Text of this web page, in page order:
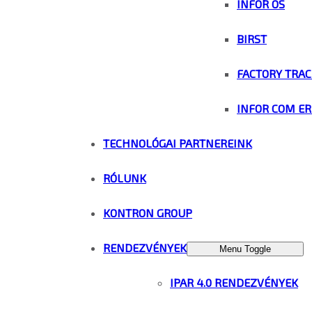
INFOR OS
BIRST
FACTORY
INFOR COM
TECHNOLÓGAI PARTNEREINK
RÓLUNK
KONTRON GROUP
RENDEZVÉNYEK Menu Toggle
IPAR 4.0 RENDEZVÉNYEK